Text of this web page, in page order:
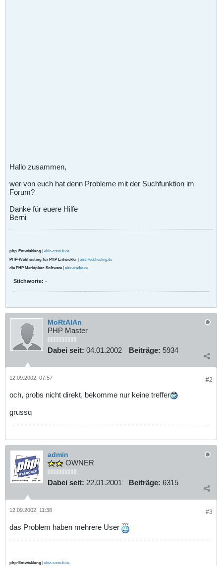
Hallo zusammen,
wer von euch hat denn Probleme mit der Suchfunktion im
Forum?
Danke für euere Hilfe
Berni
php-Entwicklung | ebiz-consult.de
PHP-Webhosting für PHP Entwickler | ebiz-webhosting.de
die PHP Marktplatz-Software | ebiz-trader.de
Stichworte: -
MoRtAlAn
PHP Master
Dabei seit: 04.01.2002 Beiträge: 5934
#2
12.09.2002, 07:57
och, probs nicht direkt, bekomme nur keine treffer
grussq
admin
OWNER
Dabei seit: 22.01.2001 Beiträge: 6315
#3
12.09.2002, 11:38
das Problem haben mehrere User
php-Entwicklung | ebiz-consult.de